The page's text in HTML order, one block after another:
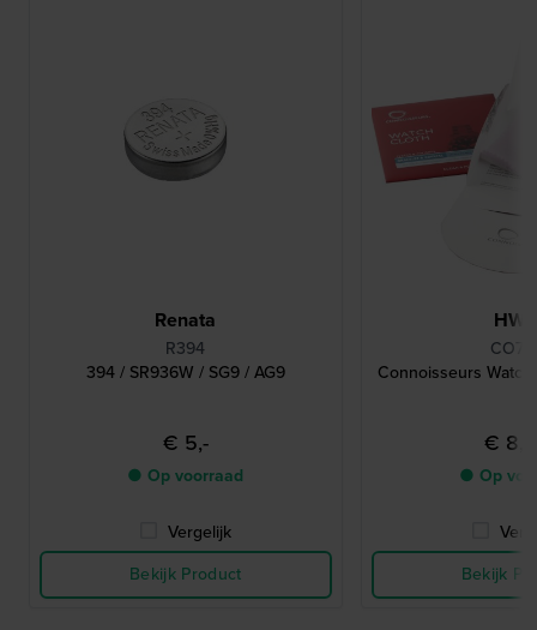
Renata
R394
394 / SR936W / SG9 / AG9
€ 5,-
● Op voorraad
Vergelijk
Bekijk Product
Connoisseurs
€
● Op
Bekijk